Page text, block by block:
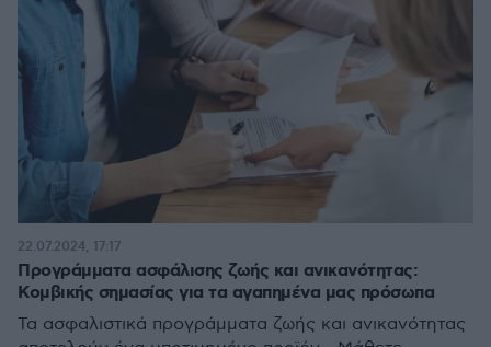
Προγράμματα ασφάλισης ζωής και ανικανότητας:
Κομβικής σημασίας για τα αγαπημένα μας πρόσωπα
Τα ασφαλιστικά προγράμματα ζωής και ανικανότητας
22.07.2024, 17:17